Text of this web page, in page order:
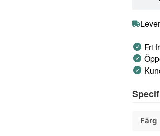
Fri
Färg